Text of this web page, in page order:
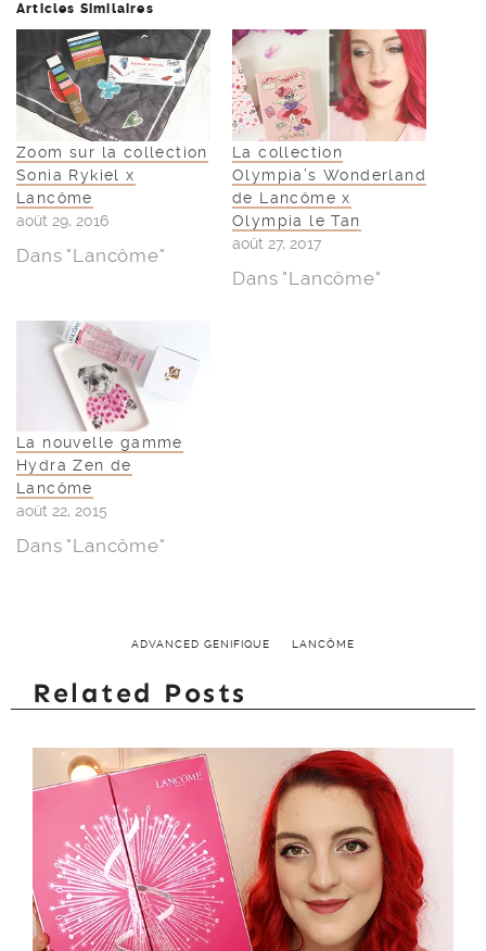
Articles Similaires
Zoom sur la collection
Sonia Rykiel x
Lancôme
août 29, 2016
Dans "Lancôme"
La collection
Olympia’s Wonderland
de Lancôme x
Olympia le Tan
août 27, 2017
Dans "Lancôme"
La nouvelle gamme
Hydra Zen de
Lancôme
août 22, 2015
Dans "Lancôme"
ADVANCED GENIFIQUE LANCÔME
Related Posts